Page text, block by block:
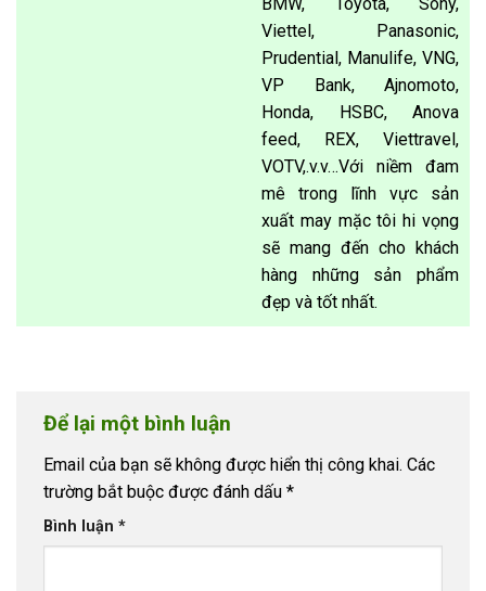
Viettel, Panasonic,
Prudential, Manulife, VNG,
VP Bank, Ajnomoto,
Honda, HSBC, Anova
feed, REX, Viettravel,
VOTV,.v.v…Với niềm đam
mê trong lĩnh vực sản
xuất may mặc tôi hi vọng
sẽ mang đến cho khách
hàng những sản phẩm
đẹp và tốt nhất.
Để lại một bình luận
Email của bạn sẽ không được hiển thị công khai. Các
trường bắt buộc được đánh dấu *
Bình luận *